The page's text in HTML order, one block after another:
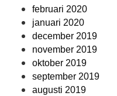
februari 2020
januari 2020
december 2019
november 2019
oktober 2019
september 2019
augusti 2019